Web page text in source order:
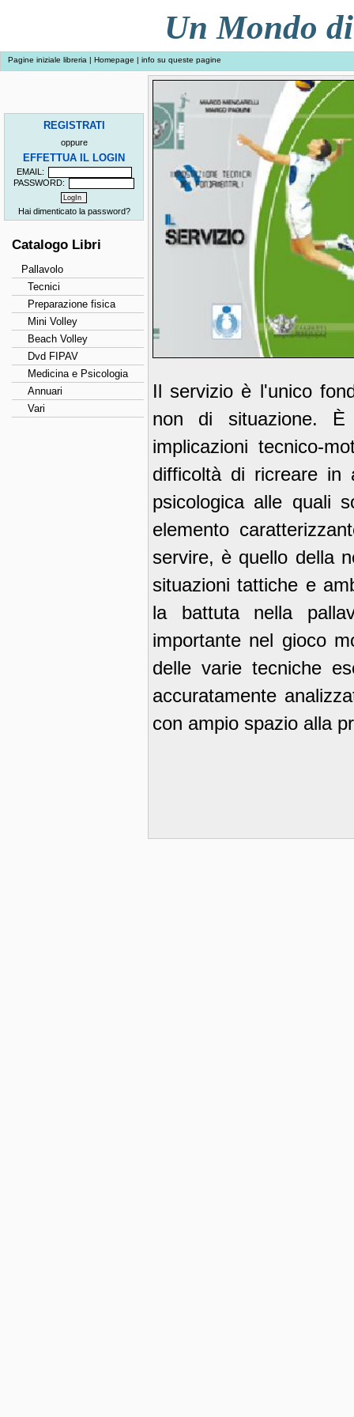
Un Mondo
Pagine iniziale libreria | Homepage | info su queste pagine
Il servizio è l'unico
non di situazione. È
implicazioni tecnico-
difficoltà di ricreare in
psicologica alle quali
elemento
servire, è quello della
situazioni tattiche e
la battuta nella
importante nel gioco
delle varie tecniche
accuratamente
con ampio spazio alla
REGISTRATI
oppure
EFFETTUA IL LOGIN
EMAIL:
PASSWORD:
Hai dimenticato la password?
Catalogo Libri
Pallavolo
Tecnici
Preparazione fisica
Mini Volley
Beach Volley
Dvd FIPAV
Medicina e Psicologia
Annuari
Vari